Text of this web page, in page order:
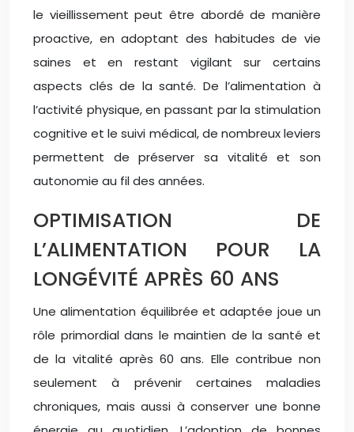
le vieillissement peut être abordé de manière
proactive, en adoptant des habitudes de vie
saines et en restant vigilant sur certains
aspects clés de la santé. De l’alimentation à
l’activité physique, en passant par la stimulation
cognitive et le suivi médical, de nombreux leviers
permettent de préserver sa vitalité et son
autonomie au fil des années.
OPTIMISATION DE
L’ALIMENTATION POUR LA
LONGÉVITÉ APRÈS 60 ANS
Une alimentation équilibrée et adaptée joue un
rôle primordial dans le maintien de la santé et
de la vitalité après 60 ans. Elle contribue non
seulement à prévenir certaines maladies
chroniques, mais aussi à conserver une bonne